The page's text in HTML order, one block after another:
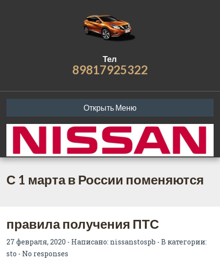
Тел
89817925322
Открыть Меню
С 1 марта в России поменяются
правила получения ПТС
27 февраля, 2020 - Написано: nissanstospb - В категории:
sto - No responses